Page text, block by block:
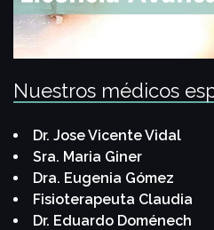
Nuestros médicos
Dr. Jose Vicente Vidal
Sra. Maria Giner
Dra. Eugenia Gómez
Fisioterapeuta Claudia
Dr. Eduardo Doménech